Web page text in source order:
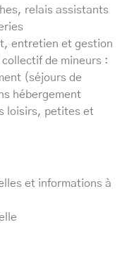
relais assistants
entretien et gestion
de mineurs :
(séjours de
hébergement
loisirs, petites et
et informations à